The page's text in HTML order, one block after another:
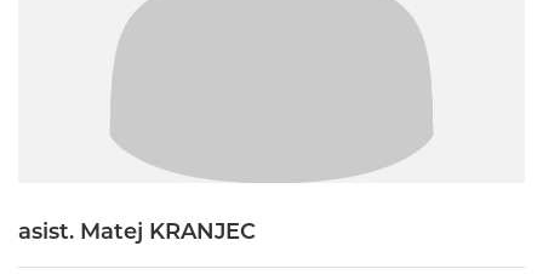
asist. Matej KRANJEC